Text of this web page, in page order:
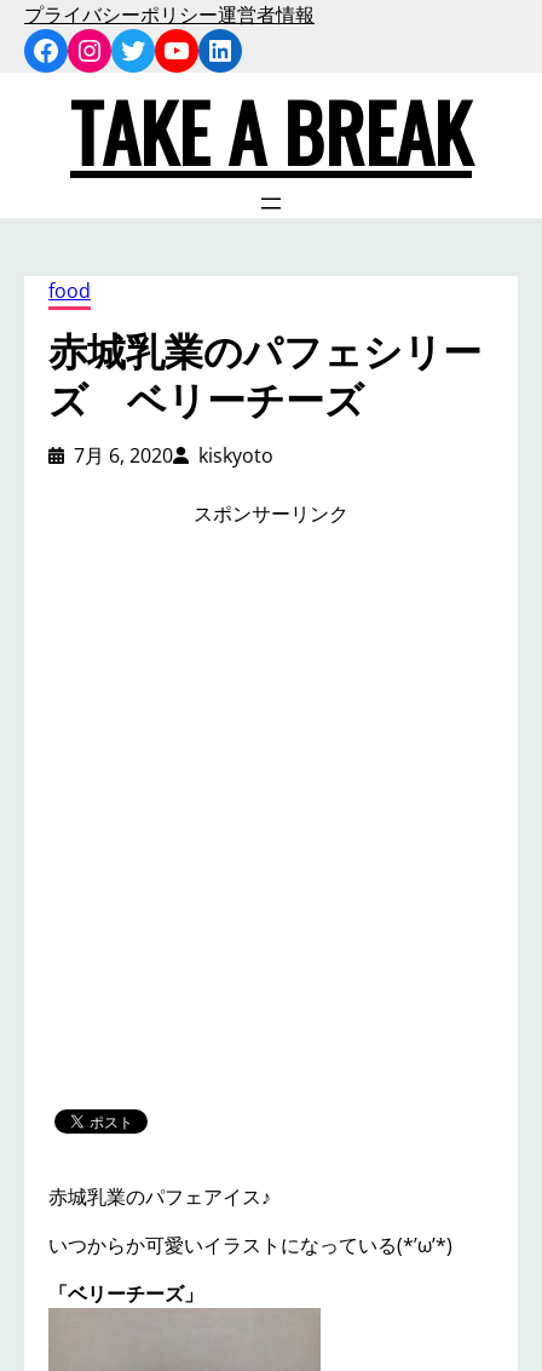
プライバシーポリシー運営者情報
Facebook
Instagram
Twitter
YouTube
LinkedIn
TAKE A BREAK
food
赤城乳業のパフェシリー
ズ ベリーチーズ
7月 6, 2020 kiskyoto
スポンサーリンク
赤城乳業のパフェアイス♪
いつからか可愛いイラストになっている(*’ω’*)
「ベリーチーズ」